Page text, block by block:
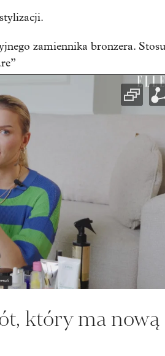
zamiennika bronzera.
który ma nową